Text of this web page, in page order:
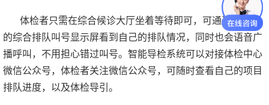
体检者只需在综合候诊大厅坐着等待即可，可通过候诊室
的综合排队叫号显示屏看到自己的排队情况，同时也会语音广
播呼叫，不用担心错过叫号。智能导检系统可以对接体检中心
微信公众号，体检者关注微信公众号，可随时查看自己的项目
排队进度，以及体检导引。